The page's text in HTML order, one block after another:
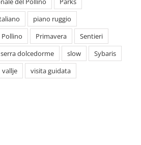
serra dolcedorme slow
vallje
visita guidata